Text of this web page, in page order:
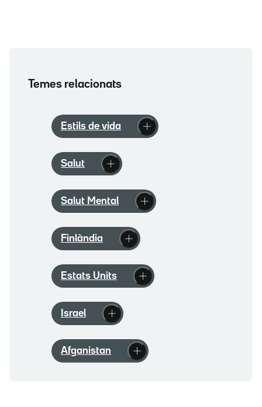
Temes relacionats
Estils de vida
Salut
Salut Mental
Finlàndia
Estats Units
Israel
Afganistan